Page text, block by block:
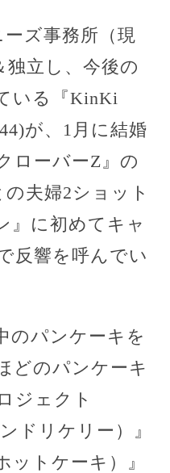
ズ事務所（現
独立し、今後の
いる『KinKi
が、1月に結婚
ローバーZ』の
夫婦2ショット
』に初めてキャ
反響を呼んでい
のパンケーキを
どのパンケーキ
ジェクト
ドリケリー）』
ットケーキ）』